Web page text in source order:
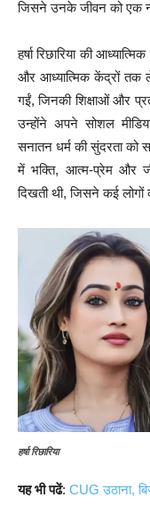
जिसने उनके जीवन को एक
हर्षा रिछारिया की
और आध्यात्मिक केंद्रों तक
गईं, जिनकी शिक्षाओं और
उन्होंने अपने सोशल
सनातन धर्म की सुंदरता
में भक्ति, आत्म-प्रेम और
दिखती थी, जिसने कई लोगों
हर्षा रिछारिया
यह भी पढें: CUG उठाना,